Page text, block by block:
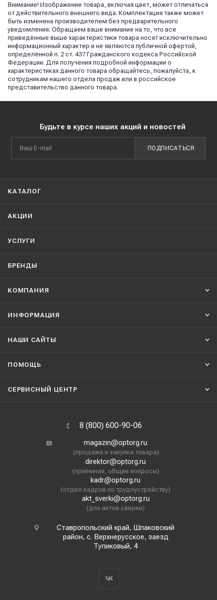
Внимание! Изображение товара, включая цвет, может отличаться
от действительного внешнего вида. Комплектация также может
быть изменена производителем без предварительного
уведомления. Обращаем ваше внимание на то, что все
приведённые выше характеристики товара носят исключительно
информационный характер и не являются публичной офертой,
определённой п. 2 ст. 437 Гражданского кодекса Российской
Федерации. Для получения подробной информации о
характеристиках данного товара обращайтесь, пожалуйста, к
сотрудникам нашего отдела продаж или в российское
представительство данного товара.
Будьте в курсе наших акций и новостей
ПОДПИСАТЬСЯ
КАТАЛОГ
АКЦИИ
УСЛУГИ
БРЕНДЫ
КОМПАНИЯ
ИНФОРМАЦИЯ
НАШИ CАЙТЫ
ПОМОЩЬ
СЕРВИСНЫЙ ЦЕНТР
8 (800) 600-90-06
magazin@optorg.ru
(продажа и закупка товара)
direktor@optorg.ru
(приёмная, общие вопросы)
kadr@optorg.ru
(отдел кадров по трудоустройству)
akt_sverki@optorg.ru
(для актов сверки)
Ставропольский край, Шпаковский
район, с. Верхнерусское, заезд
Тупиковый, 4